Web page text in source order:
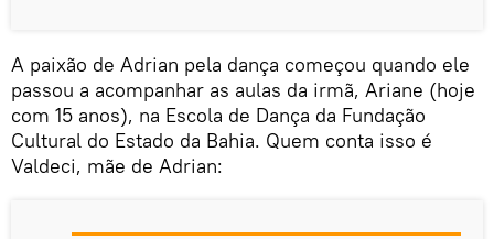
A paixão de Adrian pela dança começou quando ele
passou a acompanhar as aulas da irmã, Ariane (hoje
com 15 anos), na Escola de Dança da Fundação
Cultural do Estado da Bahia. Quem conta isso é
Valdeci, mãe de Adrian: